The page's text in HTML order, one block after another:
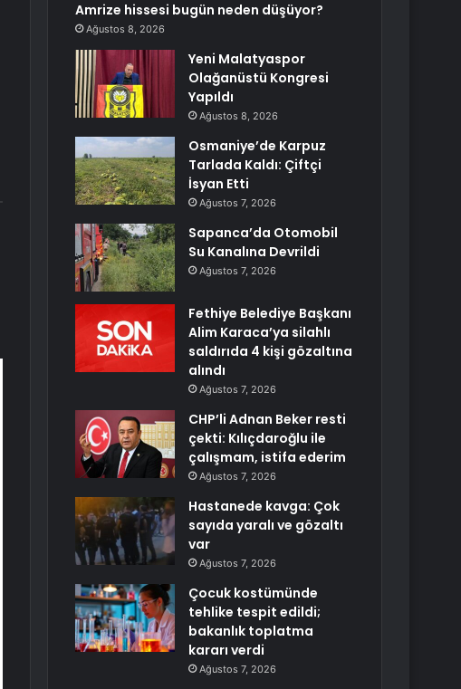
Amrize hissesi bugün neden düşüyor?
Ağustos 8, 2026
Yeni Malatyaspor
Olağanüstü Kongresi
Yapıldı
Ağustos 8, 2026
Osmaniye’de Karpuz
Tarlada Kaldı: Çiftçi
İsyan Etti
Ağustos 7, 2026
Sapanca’da Otomobil
Su Kanalına Devrildi
Ağustos 7, 2026
Fethiye Belediye Başkanı
Alim Karaca’ya silahlı
saldırıda 4 kişi gözaltına
alındı
Ağustos 7, 2026
CHP’li Adnan Beker resti
çekti: Kılıçdaroğlu ile
çalışmam, istifa ederim
Ağustos 7, 2026
Hastanede kavga: Çok
sayıda yaralı ve gözaltı
var
Ağustos 7, 2026
Çocuk kostümünde
tehlike tespit edildi;
bakanlık toplatma
kararı verdi
Ağustos 7, 2026